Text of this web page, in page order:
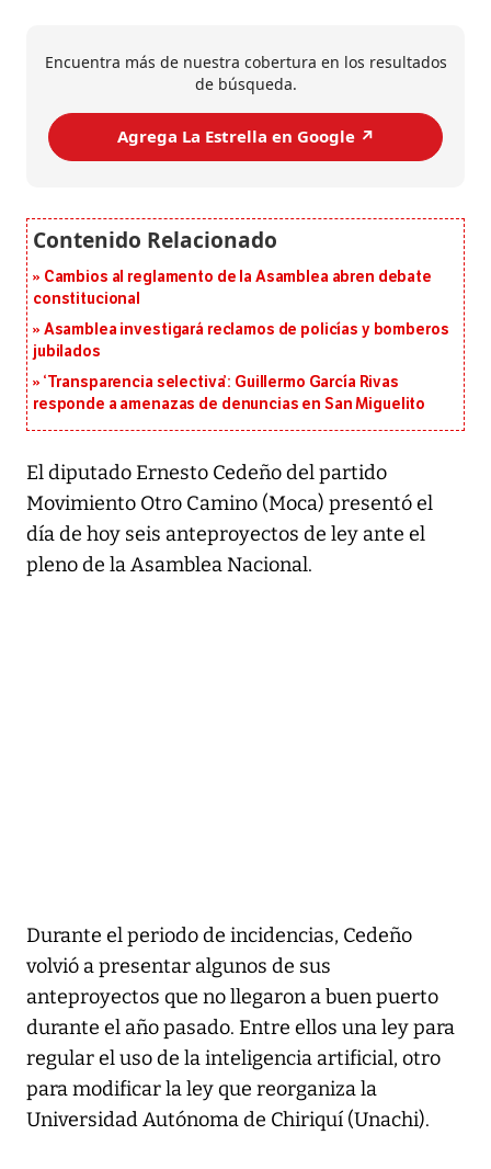
Encuentra más de nuestra cobertura en los resultados
de búsqueda.
Agrega La Estrella en Google ↗️
Cambios al reglamento de la Asamblea abren debate
constitucional
Asamblea investigará reclamos de policías y bomberos
jubilados
‘Transparencia selectiva’: Guillermo García Rivas
responde a amenazas de denuncias en San Miguelito
El diputado Ernesto Cedeño del partido
Movimiento Otro Camino (Moca) presentó el
día de hoy seis anteproyectos de ley ante el
pleno de la Asamblea Nacional.
Durante el periodo de incidencias, Cedeño
volvió a presentar algunos de sus
anteproyectos que no llegaron a buen puerto
durante el año pasado. Entre ellos una ley para
regular el uso de la inteligencia artificial, otro
para modificar la ley que reorganiza la
Universidad Autónoma de Chiriquí (Unachi).